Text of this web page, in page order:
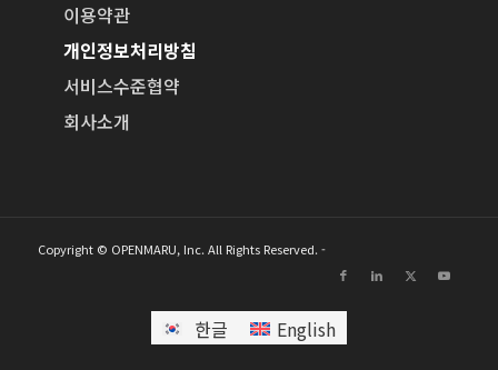
이용약관
개인정보처리방침
서비스수준협약
회사소개
Copyright © OPENMARU, Inc. All Rights Reserved. -
한글 English